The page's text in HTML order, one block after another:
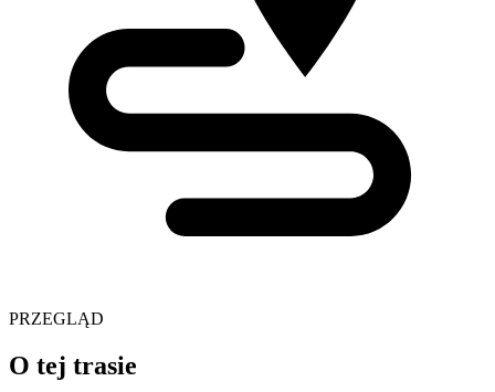
PRZEGLĄD
O tej trasie